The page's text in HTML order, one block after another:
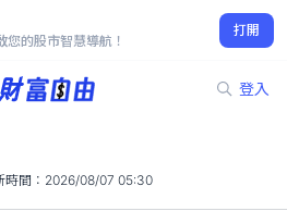
您的股市智慧導航！
打開
登入
-1.42%
間： 2026/08/07 05:30